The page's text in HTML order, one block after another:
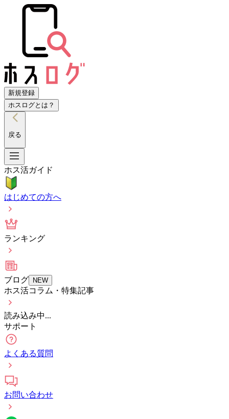
新規登録
ホスログとは？
戻る
ホス活ガイド
はじめての方へ
ランキング
ブログ NEW
ホス活コラム・特集記事
読み込み中...
サポート
よくある質問
お問い合わせ